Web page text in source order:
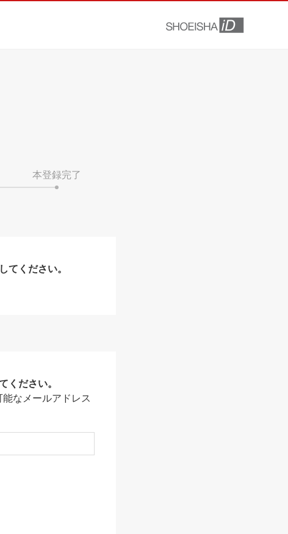
本登録完了
してください。
ださい。
なメールアドレス